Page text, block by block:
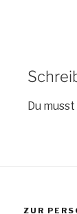
Du musst
ZUR